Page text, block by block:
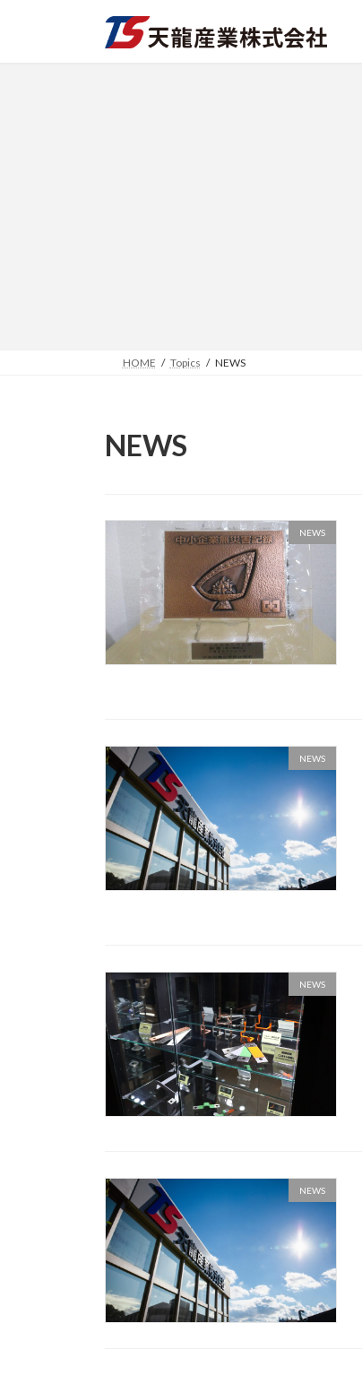
HOME Topics NEWS
NEWS
NEWS
NEWS
NEWS
NEWS